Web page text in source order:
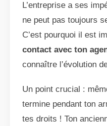
L’entreprise a ses
ne peut pas toujours
C’est pourquoi il est
contact avec ton
connaître l’évolution
Un point crucial :
termine pendant ton
tes droits ! Ton